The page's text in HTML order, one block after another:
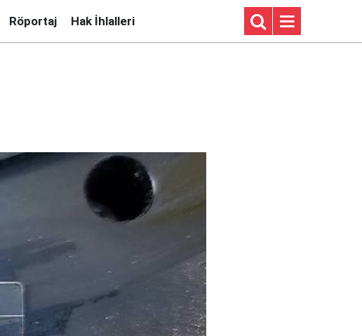
Röportaj Hak İhlalleri